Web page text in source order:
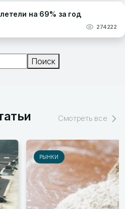
на 69% за год
274222
Поиск
Смотреть все